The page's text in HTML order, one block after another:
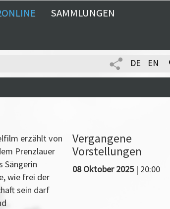
SAMMLUNGEN
DE EN
erzählt von
Prenzlauer
Sängerin
wie frei der
sein darf
Vergangene
Vorstellungen
08 Oktober 2025| 20:00